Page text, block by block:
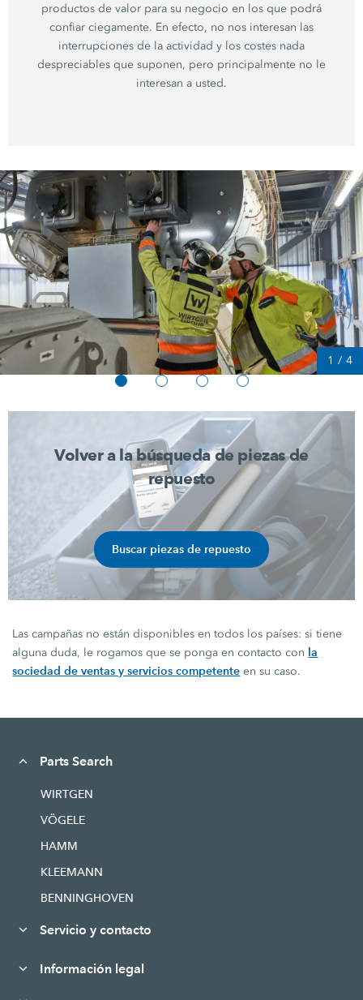
productos de valor para su negocio en los que podrá
confiar ciegamente. En efecto, no nos interesan las
interrupciones de la actividad y los costes nada
despreciables que suponen, pero principalmente no le
interesan a usted.
1 / 4
Volver a la búsqueda de piezas de
repuesto
Buscar piezas de repuesto
Las campañas no están disponibles en todos los países: si tiene
alguna duda, le rogamos que se ponga en contacto con la
sociedad de ventas y servicios competente en su caso.
Parts Search
WIRTGEN
VÖGELE
HAMM
KLEEMANN
BENNINGHOVEN
Servicio y contacto
Información legal